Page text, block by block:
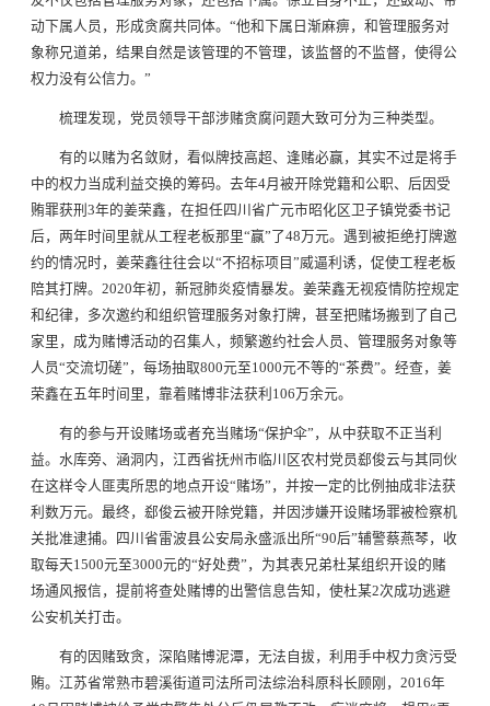
动下属人员，形成贪腐共同体。“他和下属日渐麻痹，和管理服务对
象称兄道弟，结果自然是该管理的不管理，该监督的不监督，使得公
权力没有公信力。”
梳理发现，党员领导干部涉赌贪腐问题大致可分为三种类型。
有的以赌为名敛财，看似牌技高超、逢赌必赢，其实不过是将手
中的权力当成利益交换的筹码。去年4月被开除党籍和公职、后因受
贿罪获刑3年的姜荣鑫，在担任四川省广元市昭化区卫子镇党委书记
后，两年时间里就从工程老板那里“赢”了48万元。遇到被拒绝打牌邀
约的情况时，姜荣鑫往往会以“不招标项目”威逼利诱，促使工程老板
陪其打牌。2020年初，新冠肺炎疫情暴发。姜荣鑫无视疫情防控规定
和纪律，多次邀约和组织管理服务对象打牌，甚至把赌场搬到了自己
家里，成为赌博活动的召集人，频繁邀约社会人员、管理服务对象等
人员“交流切磋”，每场抽取800元至1000元不等的“茶费”。经查，姜
荣鑫在五年时间里，靠着赌博非法获利106万余元。
有的参与开设赌场或者充当赌场“保护伞”，从中获取不正当利
益。水库旁、涵洞内，江西省抚州市临川区农村党员郄俊云与其同伙
在这样令人匪夷所思的地点开设“赌场”，并按一定的比例抽成非法获
利数万元。最终，郄俊云被开除党籍，并因涉嫌开设赌场罪被检察机
关批准逮捕。四川省雷波县公安局永盛派出所“90后”辅警蔡燕琴，收
取每天1500元至3000元的“好处费”，为其表兄弟杜某组织开设的赌
场通风报信，提前将查处赌博的出警信息告知，使杜某2次成功逃避
公安机关打击。
有的因赌致贪，深陷赌博泥潭，无法自拔，利用手中权力贪污受
贿。江苏省常熟市碧溪街道司法所司法综治科原科长顾刚，2016年